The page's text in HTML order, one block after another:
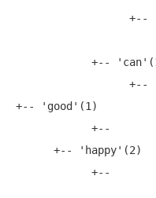
+-- 'good'(1)